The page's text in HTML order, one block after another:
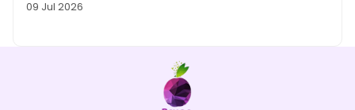
09 Jul 2026